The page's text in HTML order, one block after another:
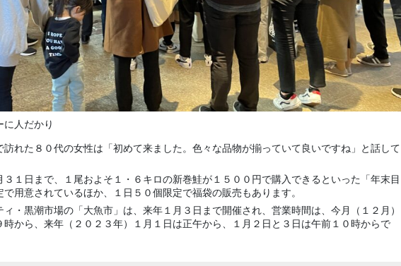
に人だかり
訪れた８０代の女性は「初めて来ました。色々な品物が揃っていて良いですね」と話して
３１日まで、１尾およそ１・６キロの新巻鮭が１５００円で購入できるといった「年末目
用意されているほか、１日５０個限定で福袋の販売もあります。
・黒潮市場の「大魚市」は、来年１月３日まで開催され、営業時間は、今月（１２月）
時から、来年（２０２３年）１月１日は正午から、１月２日と３日は午前１０時からで